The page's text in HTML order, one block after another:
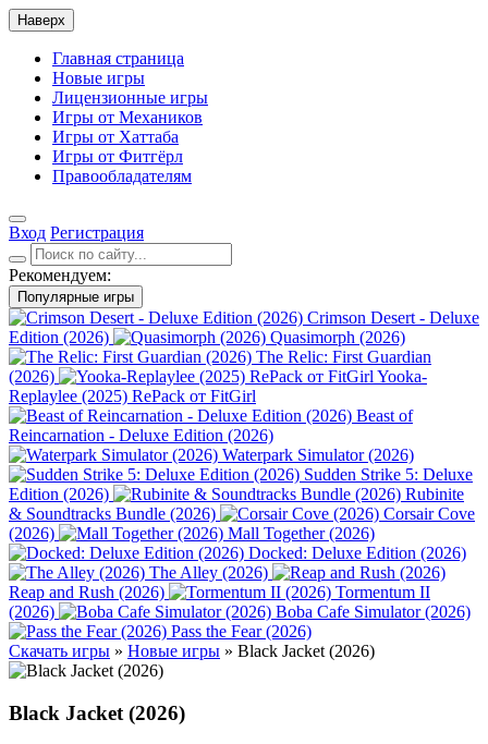
Наверх
Главная страница
Новые игры
Лицензионные игры
Игры от Механиков
Игры от Хаттаба
Игры от Фитгёрл
Правообладателям
Вход Регистрация
Рекомендуем:
Популярные игры
Crimson Desert - Deluxe
Edition (2026)
Quasimorph (2026)
The Relic: First Guardian
(2026)
Yooka-
Replaylee (2025) RePack от FitGirl
Beast of
Reincarnation - Deluxe Edition (2026)
Waterpark Simulator (2026)
Sudden Strike 5: Deluxe
Edition (2026)
Rubinite
& Soundtracks Bundle (2026)
Corsair Cove
(2026)
Mall Together (2026)
Docked: Deluxe Edition (2026)
The Alley (2026)
Reap and Rush (2026)
Tormentum II
(2026)
Boba Cafe Simulator (2026)
Pass the Fear (2026)
Скачать игры » Новые игры » Black Jacket (2026)
Black Jacket (2026)